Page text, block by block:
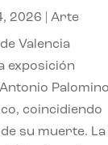
2026 Arte
Valencia
exposición
coincidiendo
su muerte. La